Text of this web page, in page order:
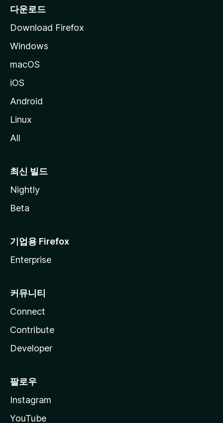
다운로드
Download Firefox
Windows
macOS
iOS
Android
Linux
All
최신 빌드
Nightly
Beta
기업용 Firefox
Enterprise
커뮤니티
Connect
Contribute
Developer
팔로우
Instagram
YouTube